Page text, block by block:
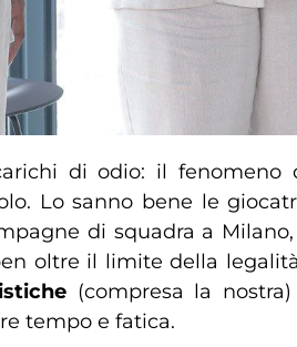
di odio: il fenomeno
Lo sanno bene le
di squadra a
oltre il limite della
(compresa la
tempo e fatica.